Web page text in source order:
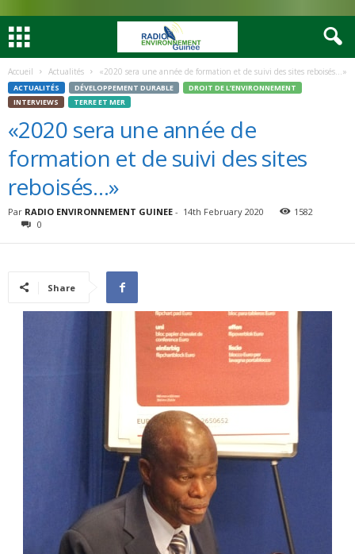
Accueil Actualités «2020 sera une année de formation et de suivi des sites reboisés…»
ACTUALITÉS DÉVELOPPEMENT DURABLE
DROIT DE L’ENVIRONNEMENT
INTERVIEWS
TERRE ET MER
«2020 sera une année de
formation et de suivi des sites
reboisés…»
Par RADIO ENVIRONNEMENT GUINEE - 14th February 2020
1582
0
Share